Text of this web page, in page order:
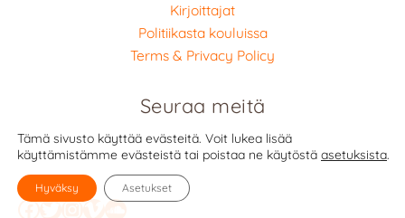
Kirjoittajat
Politiikasta kouluissa
Terms & Privacy Policy
Seuraa meitä
Facebook
Twitter
Instagram
Vimeo
SoundCloud
Tämä sivusto käyttää evästeitä. Voit lukea lisää
käyttämistämme evästeistä tai poistaa ne käytöstä asetuksista.
Hyväksy Asetukset